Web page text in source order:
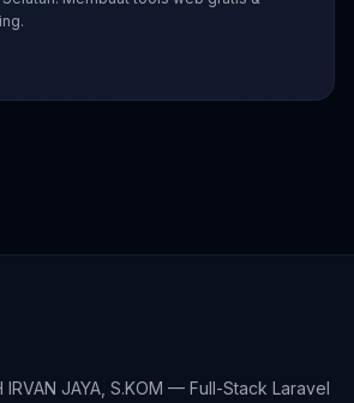
JAYA, S.KOM — Full-Stack Laravel